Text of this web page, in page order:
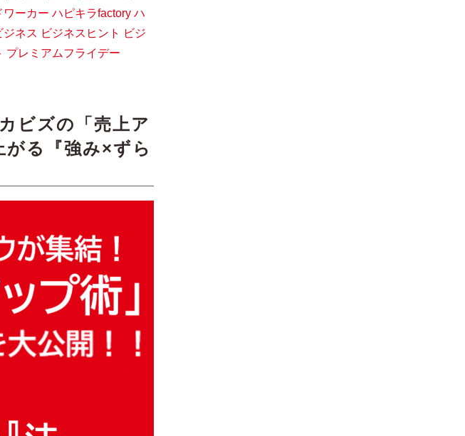
ワーカー ハピキラfactory ハ
ジネス ビジネスヒント
ビジ
プレミアムフライデー
ビズの「売上ア
がる『強み×ずら